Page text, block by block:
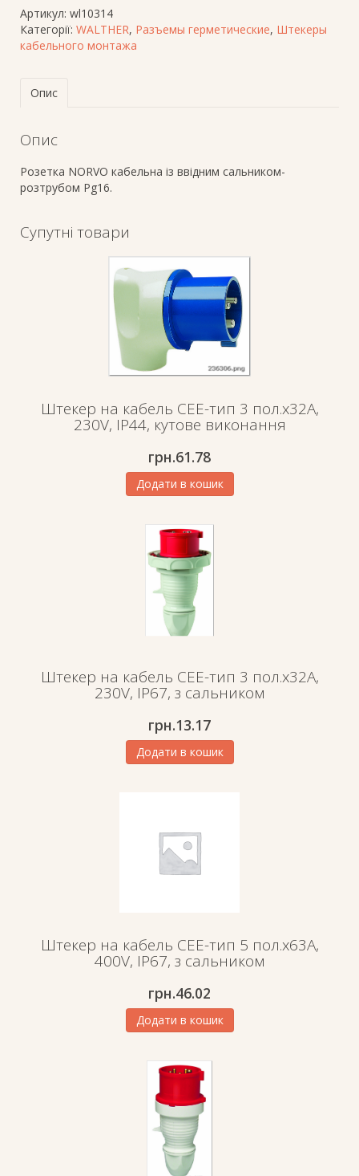
Артикул: wl10314
Категорії: WALTHER, Разъемы герметические, Штекеры
кабельного монтажа
Опис
Опис
Розетка NORVO кабельна із ввідним сальником-
розтрубом Pg16.
Супутні товари
Штекер на кабель СЕЕ-тип 3 пол.х32А,
230V, IP44, кутове виконання
грн.61.78
Додати в кошик
Штекер на кабель СЕЕ-тип 3 пол.х32А,
230V, IP67, з сальником
грн.13.17
Додати в кошик
Штекер на кабель СЕЕ-тип 5 пол.х63А,
400V, IP67, з сальником
грн.46.02
Додати в кошик